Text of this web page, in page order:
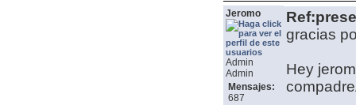
Jeromo
Admin
Admin
Mensajes:
687
gracias
Hey